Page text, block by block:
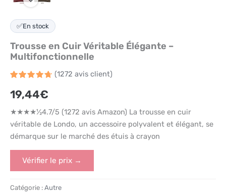
✅En stock
Trousse en Cuir Véritable Élégante –
Multifonctionnelle
sur 5
basé
notations
client
(1272 avis client)
19,44€
★★★★½4.7/5 (1272 avis Amazon) La trousse en cuir
véritable de Londo, un accessoire polyvalent et élégant, se
démarque sur le marché des étuis à crayon
Vérifier le prix →
Catégorie : Autre